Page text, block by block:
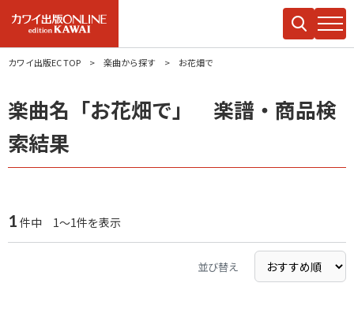
カワイ出版EC TOP 楽曲から探す お花畑で
楽曲名「お花畑で」 楽譜・商品検
索結果
1 件中 1～1件を表示
並び替え